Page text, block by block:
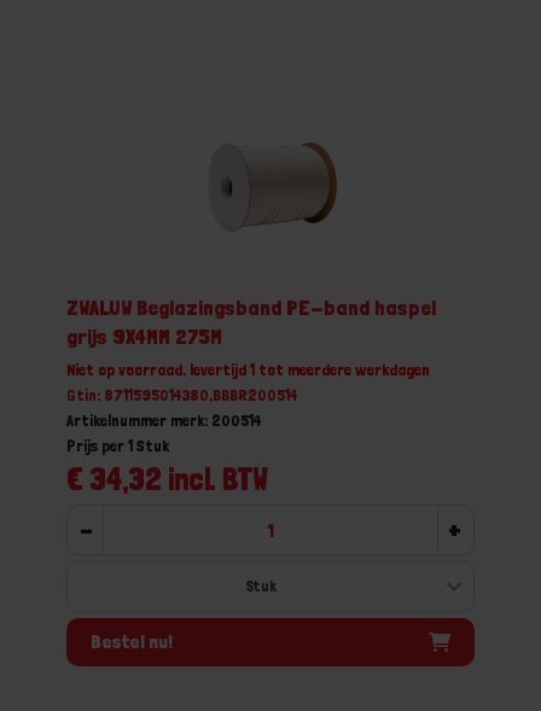
ZWALUW Beglazingsband PE-band haspel
grijs 9X4MM 275M
Niet op voorraad, levertijd 1 tot meerdere werkdagen
Gtin: 8711595014380,BBBR200514
Artikelnummer merk: 200514
€ 34,32 incl. BTW
Prijs per 1 Stuk
- +
Bestel nu!